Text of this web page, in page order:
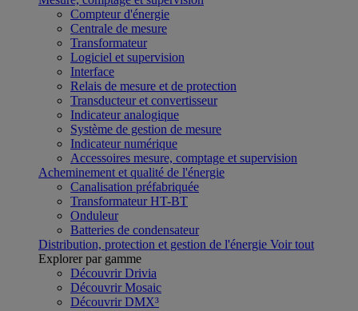
Compteur d'énergie
Centrale de mesure
Transformateur
Logiciel et supervision
Interface
Relais de mesure et de protection
Transducteur et convertisseur
Indicateur analogique
Système de gestion de mesure
Indicateur numérique
Accessoires mesure, comptage et supervision
Acheminement et qualité de l'énergie
Canalisation préfabriquée
Transformateur HT-BT
Onduleur
Batteries de condensateur
Distribution, protection et gestion de l'énergie Voir tout
Explorer par gamme
Découvrir Drivia
Découvrir Mosaic
Découvrir DMX³